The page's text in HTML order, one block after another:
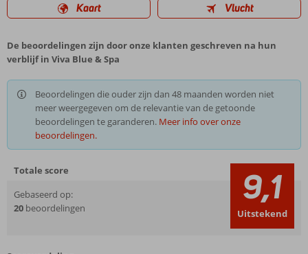
Kaart Vlucht
De beoordelingen zijn door onze klanten geschreven na hun
verblijf in Viva Blue & Spa
Beoordelingen die ouder zijn dan 48 maanden worden niet
meer weergegeven om de relevantie van de getoonde
beoordelingen te garanderen. Meer info over onze
beoordelingen.
Totale score
Gebaseerd op:
20 beoordelingen 9,1
Uitstekend